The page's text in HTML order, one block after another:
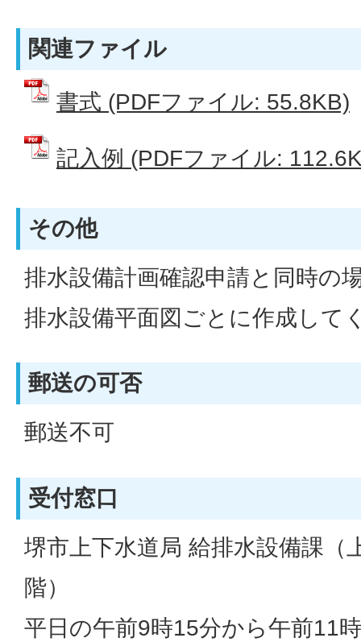
関連ファイル
書式 (PDFファイル: 55.8KB)
記入例 (PDFファイル:
その他
排水設備計画確認申請と同時の
排水設備平面図ごとに作成して
郵送の可否
郵送不可
受付窓口
堺市上下水道局 給排水設備課（
階）
平日の午前9時15分から午前11